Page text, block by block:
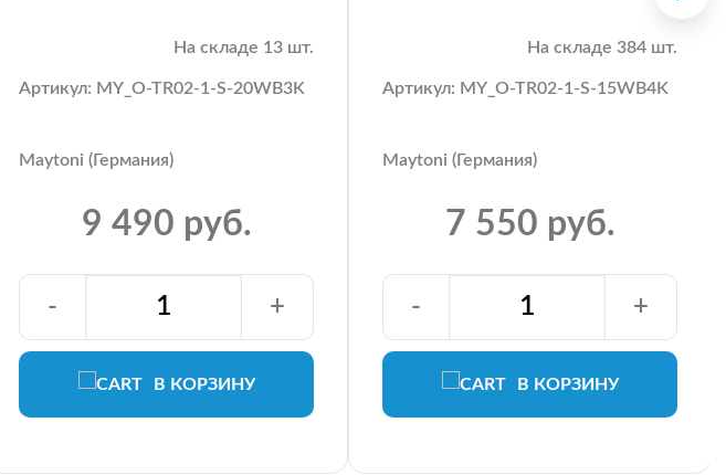
На складе 13 шт.
Артикул: MY_O-TR02-1-S-20WB3K
Maytoni (Германия)
9 490 руб.
В КОРЗИНУ
- +
На складе 384 шт.
Артикул: MY_O-TR02-1-S-15WB4K
Maytoni (Германия)
7 550 руб.
В КОРЗИНУ
- +